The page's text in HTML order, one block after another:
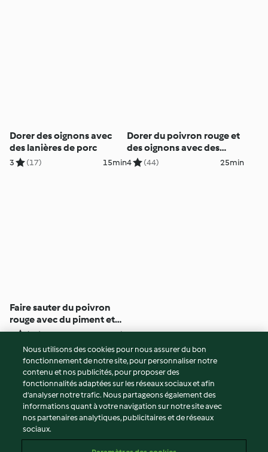
Dorer des oignons avec
des lanières de porc
3 (17) 15min
Dorer du poivron rouge et
des oignons avec des
lanières de bœuf
4 (44) 25min
Faire sauter du poivron
rouge avec du piment et
des crevettes
5 (29) 20min
© Copyright 2026
Conditions d'utilisation
Politique de confidentialité
Non-responsabilité
Mentions légales
Nous utilisons des cookies pour nous assurer du bon
fonctionnement de notre site, pour personnaliser notre
contenu et nos publicités, pour proposer des
fonctionnalités adaptées sur les réseaux sociaux et afin
d’analyser notre trafic. Nous partageons également des
informations quant à votre navigation sur notre site avec
nos partenaires analytiques, publicitaires et de réseaux
sociaux.